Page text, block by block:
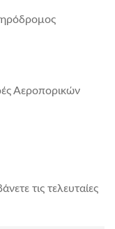
Αεροπορικών
τις τελευταίες